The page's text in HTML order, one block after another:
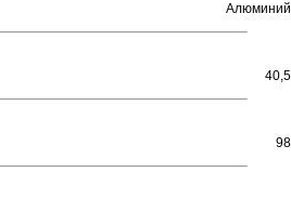
Алюминий
40,5
98